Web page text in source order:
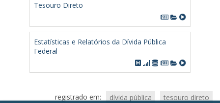
Tesouro Direto
Estatísticas e Relatórios da Dívida Pública
Federal
registrado em: dívida pública tesouro direto